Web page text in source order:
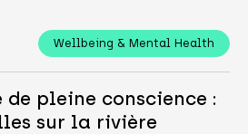
Wellbeing & Mental Health
de pleine conscience :
sur la rivière